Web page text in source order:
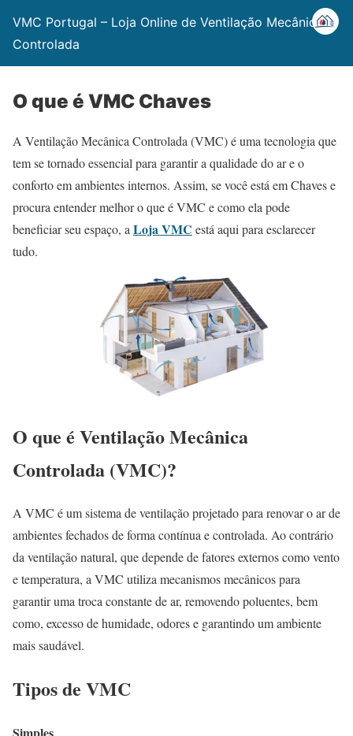
VMC Portugal – Loja Online de Ventilação Mecânica
Controlada
O que é VMC Chaves
A Ventilação Mecânica Controlada (VMC) é uma tecnologia que
tem se tornado essencial para garantir a qualidade do ar e o
conforto em ambientes internos. Assim, se você está em Chaves e
procura entender melhor o que é VMC e como ela pode
beneficiar seu espaço, a Loja VMC está aqui para esclarecer
tudo.
O que é Ventilação Mecânica
Controlada (VMC)?
A VMC é um sistema de ventilação projetado para renovar o ar de
ambientes fechados de forma contínua e controlada. Ao contrário
da ventilação natural, que depende de fatores externos como vento
e temperatura, a VMC utiliza mecanismos mecânicos para
garantir uma troca constante de ar, removendo poluentes, bem
como, excesso de humidade, odores e garantindo um ambiente
mais saudável.
Tipos de VMC